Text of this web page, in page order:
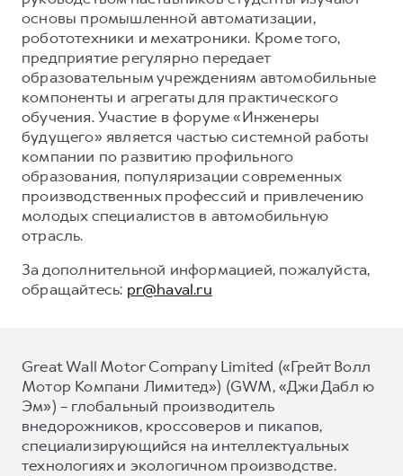
основы промышленной автоматизации,
робототехники и мехатроники. Кроме того,
предприятие регулярно передает
образовательным учреждениям автомобильные
компоненты и агрегаты для практического
обучения. Участие в форуме «Инженеры
будущего» является частью системной работы
компании по развитию профильного
образования, популяризации современных
производственных профессий и привлечению
молодых специалистов в автомобильную
отрасль.
За дополнительной информацией, пожалуйста,
обращайтесь: pr@haval.ru
Great Wall Motor Company Limited («Грейт Волл
Мотор Компани Лимитед») (GWM, «Джи Дабл ю
Эм») – глобальный производитель
внедорожников, кроссоверов и пикапов,
специализирующийся на интеллектуальных
технологиях и экологичном производстве.